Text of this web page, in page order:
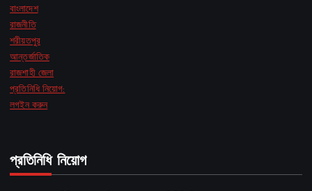
বাংলাদেশ
রাজনীতি
শরীয়তপুর
আন্তর্জাতিক
রাজশাহী জেলা
প্রতিনিধি নিয়োগ:
লগইন করুন
প্রতিনিধি নিয়োগ